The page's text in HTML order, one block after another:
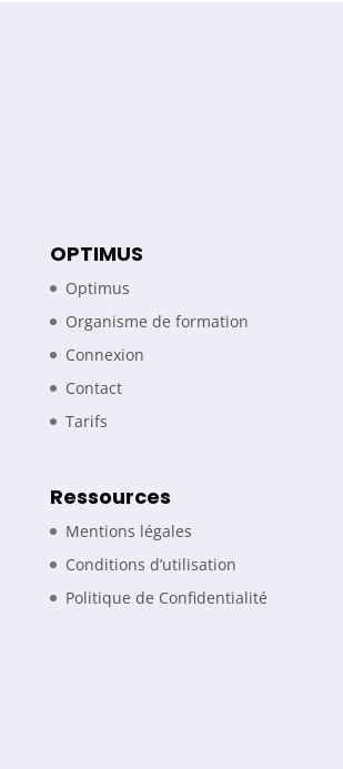
OPTIMUS
Optimus
Organisme de formation
Connexion
Contact
Tarifs
Ressources
Mentions légales
Conditions d’utilisation
Politique de Confidentialité